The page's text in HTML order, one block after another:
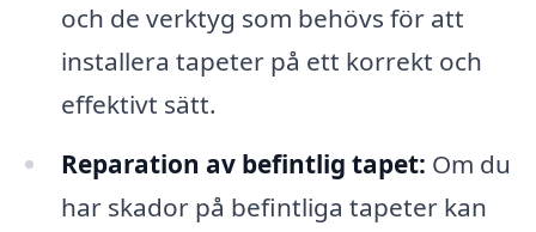
och de verktyg som behövs för att
installera tapeter på ett korrekt och
effektivt sätt.
Reparation av befintlig tapet: Om du
har skador på befintliga tapeter kan